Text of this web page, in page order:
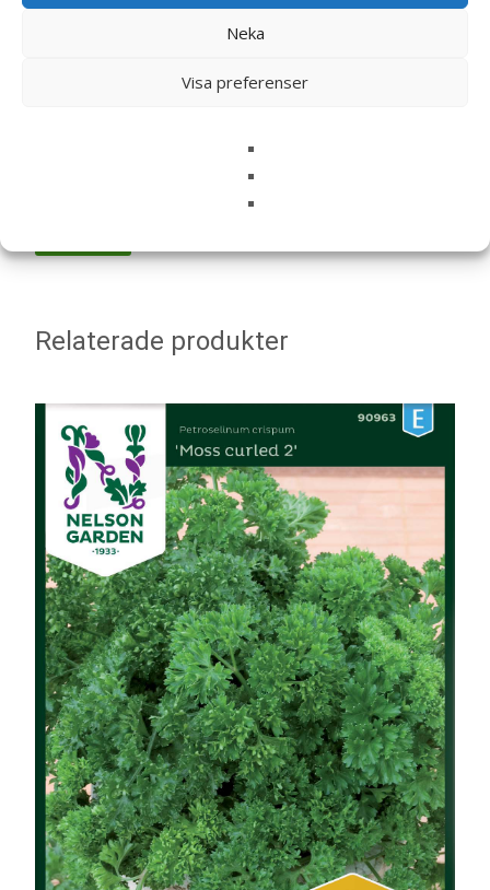
Neka
Visa preferenser
denna webbläsare till nästa gång jag skriver en
Relaterade produkter